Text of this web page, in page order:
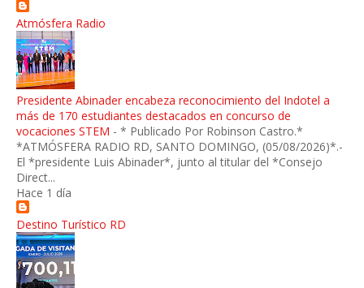
Atmósfera Radio
Presidente Abinader encabeza reconocimiento del Indotel a
más de 170 estudiantes destacados en concurso de
vocaciones STEM - * Publicado Por Robinson Castro.*
*ATMÓSFERA RADIO RD, SANTO DOMINGO, (05/08/2026)*.-
El *presidente Luis Abinader*, junto al titular del *Consejo
Direct...
Hace 1 día
Destino Turístico RD